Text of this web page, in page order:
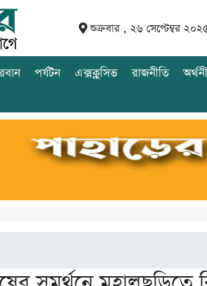
শুক্রবার , ২৬ সেপ্টেম্বর
পর্যটন এক্সক্লুসিভ রাজনীতি